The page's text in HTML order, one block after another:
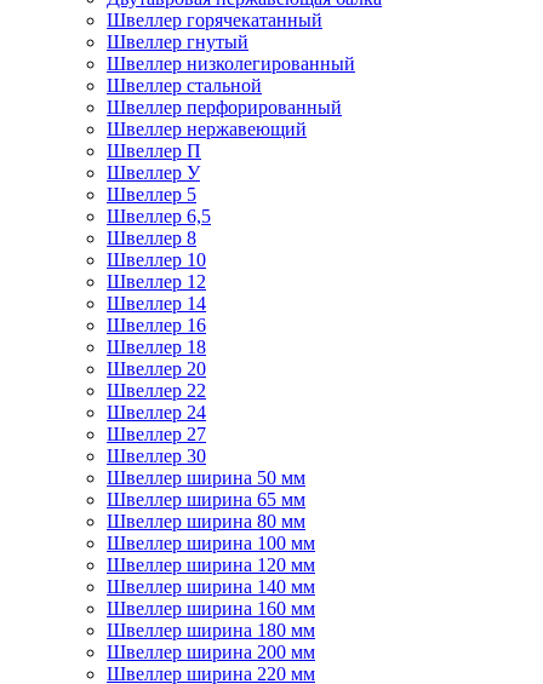
Швеллер горячекатанный
Швеллер гнутый
Швеллер низколегированный
Швеллер стальной
Швеллер перфорированный
Швеллер нержавеющий
Швеллер П
Швеллер У
Швеллер 5
Швеллер 6,5
Швеллер 8
Швеллер 10
Швеллер 12
Швеллер 14
Швеллер 16
Швеллер 18
Швеллер 20
Швеллер 22
Швеллер 24
Швеллер 27
Швеллер 30
Швеллер ширина 50 мм
Швеллер ширина 65 мм
Швеллер ширина 80 мм
Швеллер ширина 100 мм
Швеллер ширина 120 мм
Швеллер ширина 140 мм
Швеллер ширина 160 мм
Швеллер ширина 180 мм
Швеллер ширина 200 мм
Швеллер ширина 220 мм